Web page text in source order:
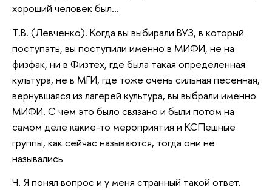
хороший человек был…
Т.В. (Левченко). Когда вы выбирали ВУЗ, в который
поступать, вы поступили именно в МИФИ, не на
физфак, ни в Физтех, где была такая определенная
культура, не в МГИ, где тоже очень сильная песенная,
вернувшаяся из лагерей культура, вы выбрали именно
МИФИ. С чем это было связано и были потом на
самом деле какие-то мероприятия и КСПешные
группы, как сейчас называются, тогда они не
назывались
Ч. Я понял вопрос и у меня странный такой ответ.